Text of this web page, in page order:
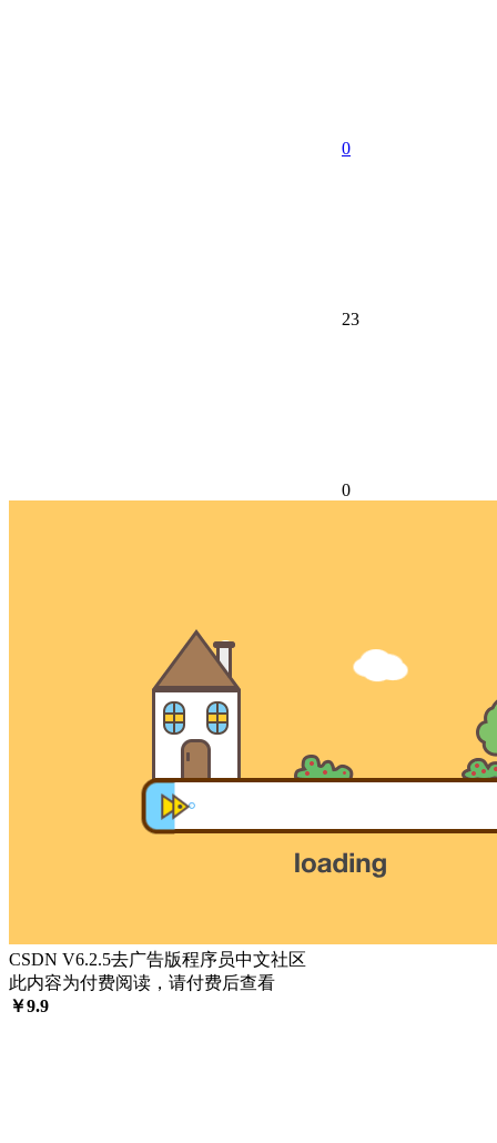
0
23
0
CSDN V6.2.5去广告版程序员中文社区
此内容为付费阅读，请付费后查看
￥9.9